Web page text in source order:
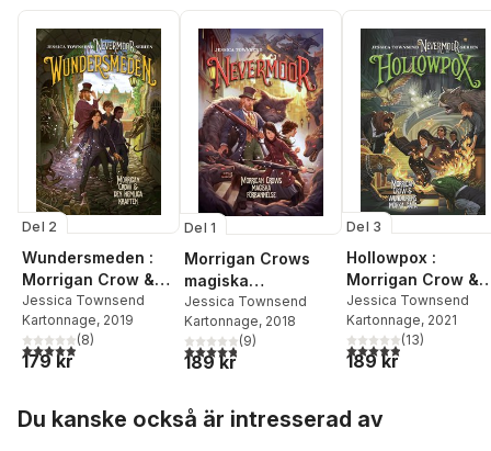
Del 2
Wundersmeden :
Morrigan Crow &
den hemliga
kraften
Jessica Townsend
Kartonnage, 2019
4,9utav 5 stjärnor. Totalt antal röster:
(8)
179 kr
Del 1
Morrigan Crows
magiska
förbannelse
Jessica Townsend
Kartonnage, 2018
4,8utav 5 stjärnor. Totalt antal röster:
(9)
189 kr
Del 3
Hollowpox :
Morrigan Crow &
wundjurens mörka
gåta
Jessica Townsend
Kartonnage, 2021
4,9utav 5 stjärnor.
(13)
189 kr
Du kanske också är intresserad av